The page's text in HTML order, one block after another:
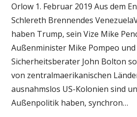
Orlow 1. Februar 2019 Aus dem
Schlereth Brennendes
haben Trump, sein Vize Mike
Außenminister Mike Pompeo
Sicherheitsberater John Bolton
von zentralmaerikanischen
ausnahmslos US-Kolonien sind
Außenpolitik haben, synchron…